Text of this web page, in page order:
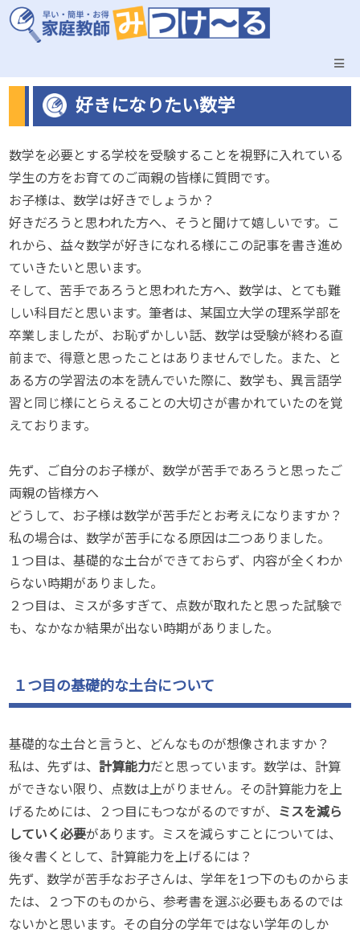
好きになりたい数学
数学を必要とする学校を受験することを視野に入れている
学生の方をお育てのご両親の皆様に質問です。
お子様は、数学は好きでしょうか？
好きだろうと思われた方へ、そうと聞けて嬉しいです。こ
れから、益々数学が好きになれる様にこの記事を書き進め
ていきたいと思います。
そして、苦手であろうと思われた方へ、数学は、とても難
しい科目だと思います。筆者は、某国立大学の理系学部を
卒業しましたが、お恥ずかしい話、数学は受験が終わる直
前まで、得意と思ったことはありませんでした。また、と
ある方の学習法の本を読んでいた際に、数学も、異言語学
習と同じ様にとらえることの大切さが書かれていたのを覚
えております。
先ず、ご自分のお子様が、数学が苦手であろうと思ったご
両親の皆様方へ
どうして、お子様は数学が苦手だとお考えになりますか？
私の場合は、数学が苦手になる原因は二つありました。
１つ目は、基礎的な土台ができておらず、内容が全くわか
らない時期がありました。
２つ目は、ミスが多すぎて、点数が取れたと思った試験で
も、なかなか結果が出ない時期がありました。
１つ目の基礎的な土台について
基礎的な土台と言うと、どんなものが想像されますか？
私は、先ずは、 計算能力だと思っています。数学は、計算
ができない限り、点数は上がりません。その計算能力を上
げるためには、２つ目にもつながるのですが、 ミスを減ら
していく必要があります。ミスを減らすことについては、
後々書くとして、計算能力を上げるには？
先ず、数学が苦手なお子さんは、学年を1つ下のものからま
たは、２つ下のものから、参考書を選ぶ必要もあるのでは
ないかと思います。その自分の学年ではない学年のしか